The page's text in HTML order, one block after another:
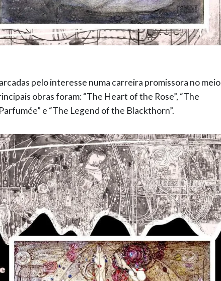
pelo interesse numa carreira promissora no meio
obras foram: “The Heart of the Rose”, “The
e “The Legend of the Blackthorn”.